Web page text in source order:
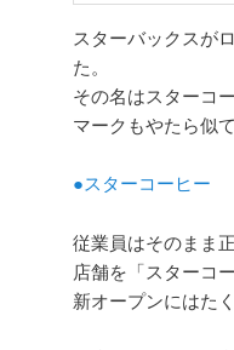
スターバックスが
た。
その名はスターコー
マークもやたら似て
●スターコーヒー
従業員はそのまま
店舗を「スターコ
新オープンにはた